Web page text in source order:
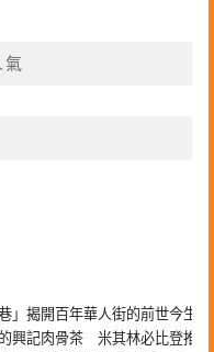
氣
」揭開百年華人街的前世今生
興記肉骨茶 米其林必比登推